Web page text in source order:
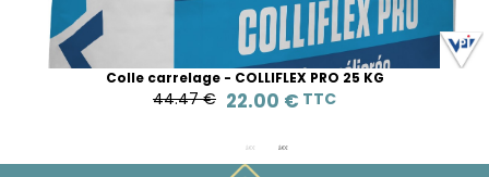
Colle carrelage - COLLIFLEX PRO 25 KG
44.47 € 22.00 € TTC